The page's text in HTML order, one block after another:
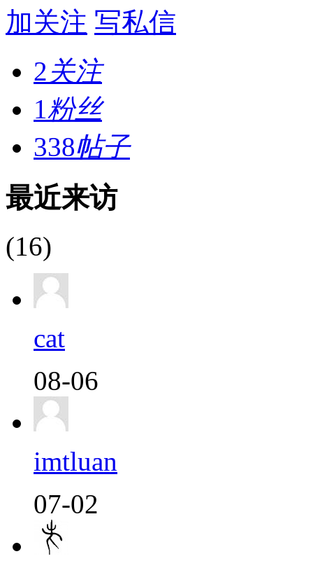
加关注 写私信
2关注
1粉丝
338帖子
最近来访
(16)
cat
08-06
imtluan
07-02